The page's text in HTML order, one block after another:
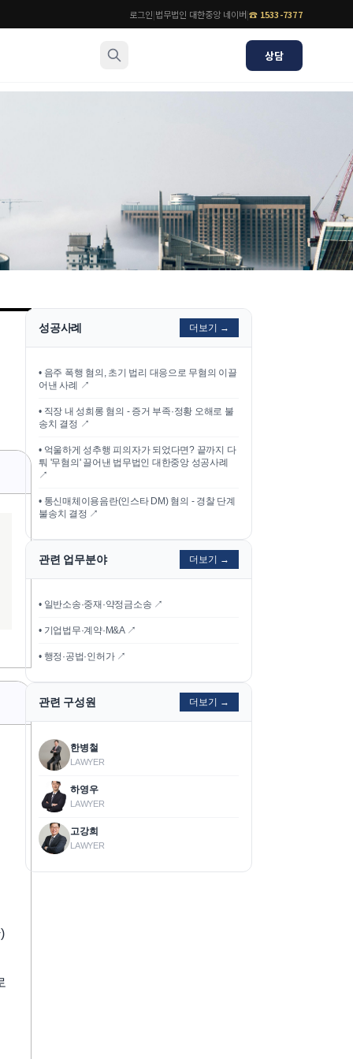
로그인|법무법인 대한중앙 네이버|☎ 1533-7377
상담
법률 블로그
법률서식
뉴스레터/브로슈어
성공사례 더보기 →
• 음주 폭행 혐의, 초기 법리 대응으로 무혐의 이끌
어낸 사례
↗
• 직장 내 성희롱 혐의 - 증거 부족·정황 오해로 불
송치 결정 ↗
• 억울하게 성추행 피의자가 되었다면? 끝까지 다
퉈 '무혐의' 끌어낸 법무법인 대한중앙 성공사례
↗
• 통신매체이용음란(인스타 DM) 혐의 - 경찰 단계
불송치 결정 ↗
관련 업무분야 더보기 →
• 일반소송·중재·약정금소송 ↗
• 기업법무·계약·M&A ↗
• 행정·공법·인허가 ↗
관련 구성원 더보기 →
한병철
LAWYER
하영우
LAWYER
고강희
LAWYER